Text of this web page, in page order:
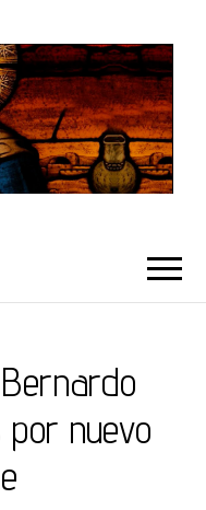
nuevo